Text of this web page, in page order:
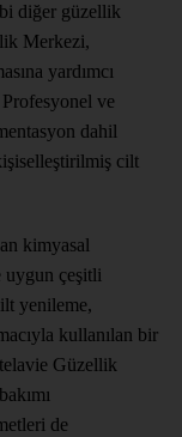
diğer güzellik
Merkezi,
yardımcı
ve
dahil
cilt
kimyasal
uygun çeşitli
yenileme,
kullanılan bir
Güzellik
de